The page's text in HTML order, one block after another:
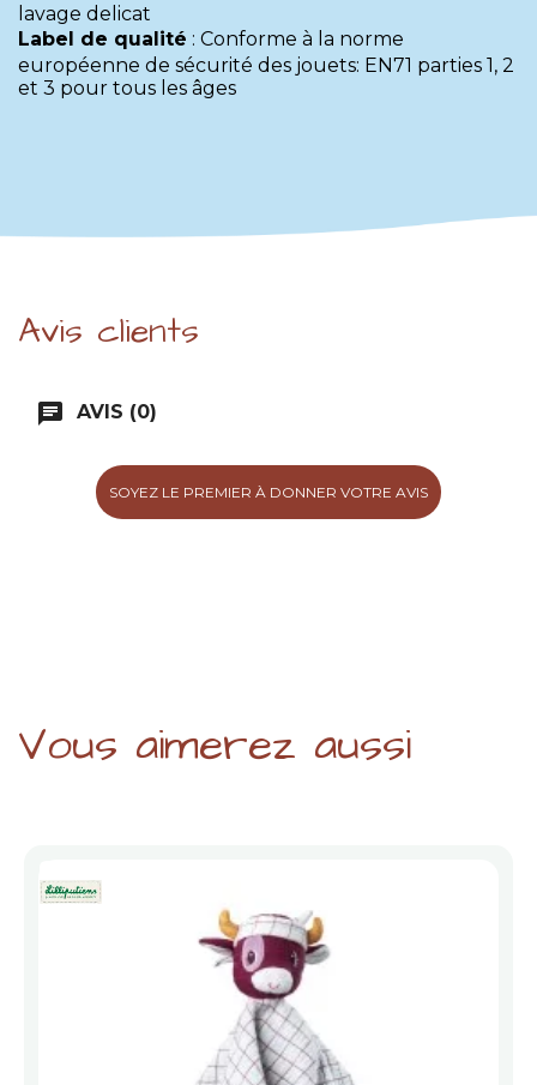
lavage delicat
Label de qualité : Conforme à la norme
européenne de sécurité des jouets: EN71 parties 1, 2
et 3 pour tous les âges
Avis clients
chat AVIS (0)
SOYEZ LE PREMIER À DONNER VOTRE AVIS
Vous aimerez aussi